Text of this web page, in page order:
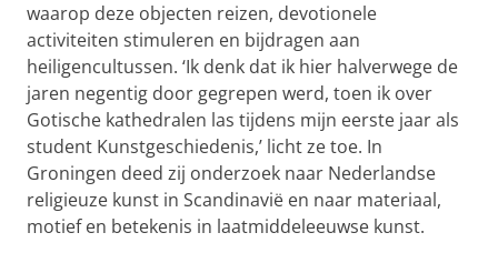
waarop deze objecten reizen, devotionele
activiteiten stimuleren en bijdragen aan
heiligencultussen. ‘Ik denk dat ik hier halverwege de
jaren negentig door gegrepen werd, toen ik over
Gotische kathedralen las tijdens mijn eerste jaar als
student Kunstgeschiedenis,’ licht ze toe. In
Groningen deed zij onderzoek naar Nederlandse
religieuze kunst in Scandinavië en naar materiaal,
motief en betekenis in laatmiddeleeuwse kunst.